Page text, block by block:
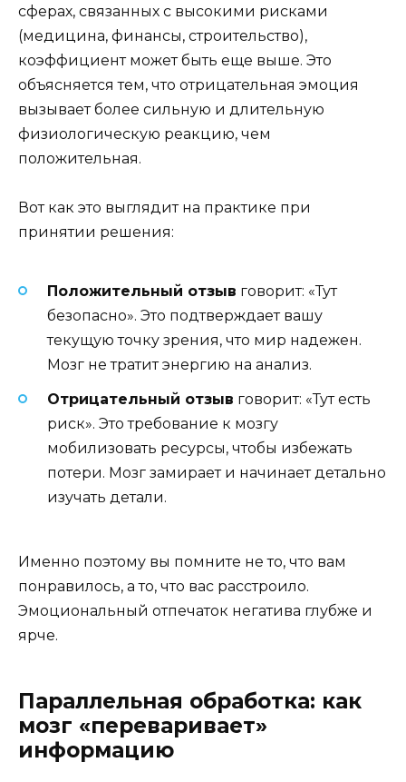
сферах, связанных с высокими рисками
(медицина, финансы, строительство),
коэффициент может быть еще выше. Это
объясняется тем, что отрицательная эмоция
вызывает более сильную и длительную
физиологическую реакцию, чем
положительная.
Вот как это выглядит на практике при
принятии решения:
Положительный отзыв говорит: «Тут
безопасно». Это подтверждает вашу
текущую точку зрения, что мир надежен.
Мозг не тратит энергию на анализ.
Отрицательный отзыв говорит: «Тут есть
риск». Это требование к мозгу
мобилизовать ресурсы, чтобы избежать
потери. Мозг замирает и начинает детально
изучать детали.
Именно поэтому вы помните не то, что вам
понравилось, а то, что вас расстроило.
Эмоциональный отпечаток негатива глубже и
ярче.
Параллельная обработка: как
мозг «переваривает»
информацию